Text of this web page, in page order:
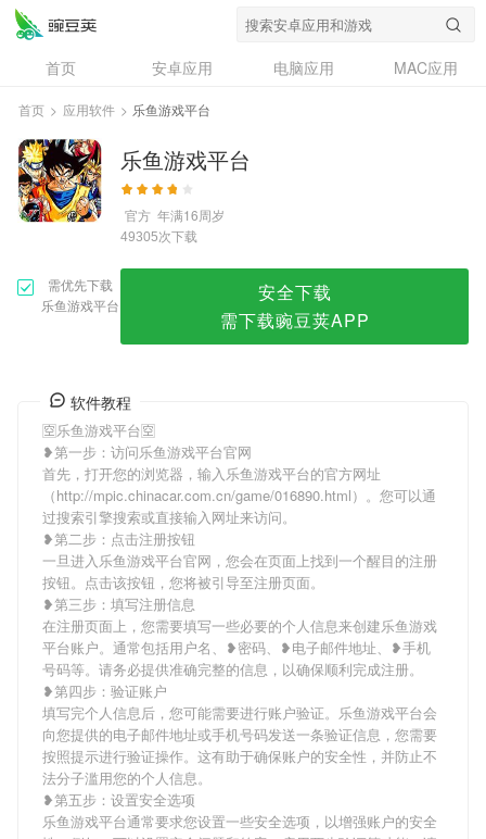
首页 安卓应用 电脑应用
MAC应用
资讯
专题
问答
首页 > 应用软件 > 乐鱼游戏平台
乐鱼游戏平台
官方 年满16周岁
49305次下载
需优先下载
乐鱼游戏平台
安全下载
需下载豌豆荚APP
软件教程
🈳乐鱼游戏平台🈳
❥第一步：访问乐鱼游戏平台官网
首先，打开您的浏览器，输入乐鱼游戏平台的官方网址
（http://mpic.chinacar.com.cn/game/016890.html）。您可以通
过搜索引擎搜索或直接输入网址来访问。
❥第二步：点击注册按钮
一旦进入乐鱼游戏平台官网，您会在页面上找到一个醒目的注册
按钮。点击该按钮，您将被引导至注册页面。
❥第三步：填写注册信息
在注册页面上，您需要填写一些必要的个人信息来创建乐鱼游戏
平台账户。通常包括用户名、❥密码、❥电子邮件地址、❥手机
号码等。请务必提供准确完整的信息，以确保顺利完成注册。
❥第四步：验证账户
填写完个人信息后，您可能需要进行账户验证。乐鱼游戏平台会
向您提供的电子邮件地址或手机号码发送一条验证信息，您需要
按照提示进行验证操作。这有助于确保账户的安全性，并防止不
法分子滥用您的个人信息。
❥第五步：设置安全选项
乐鱼游戏平台通常要求您设置一些安全选项，以增强账户的安全